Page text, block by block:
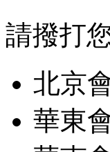
請撥打
北京
華東